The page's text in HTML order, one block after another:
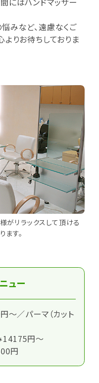
みなど、遠慮なくご
よりお待ちしておりま
がリラックスして頂ける
す。
ュー
～／パーマ（カット
14175円～
円